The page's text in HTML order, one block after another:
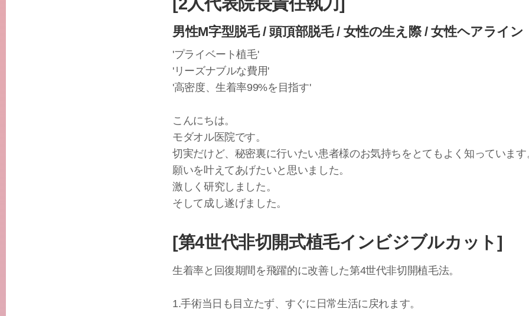
男性M字型脱毛 / 頭頂部脱毛 / 女性の生え際 / 女性ヘアライン
'プライベート植毛'
'リーズナブルな費用'
'高密度、生着率99%を目指す'
こんにちは。
モダオル医院です。
切実だけど、秘密裏に行いたい患者様のお気持ちをとてもよく知っています
願いを叶えてあげたいと思いました。
激しく研究しました。
そして成し遂げました。
[第4世代非切開式植毛インビジブルカット]
生着率と回復期間を飛躍的に改善した第4世代非切開植毛法。
1.手術当日も目立たず、すぐに日常生活に戻れます。